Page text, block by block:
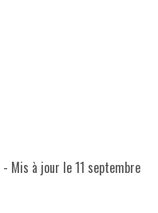
- Mis à jour le11 septembre